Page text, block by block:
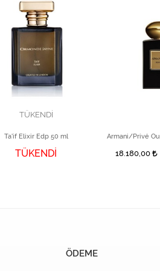
TÜKENDİ
Ta'if Elixir Edp 50 ml
TÜKENDİ 18.180,00
ÖDEME